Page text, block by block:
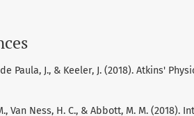
de Paula, J., & Keeler, J. (2018). Atkins'
Van Ness, H. C., & Abbott, M. M.